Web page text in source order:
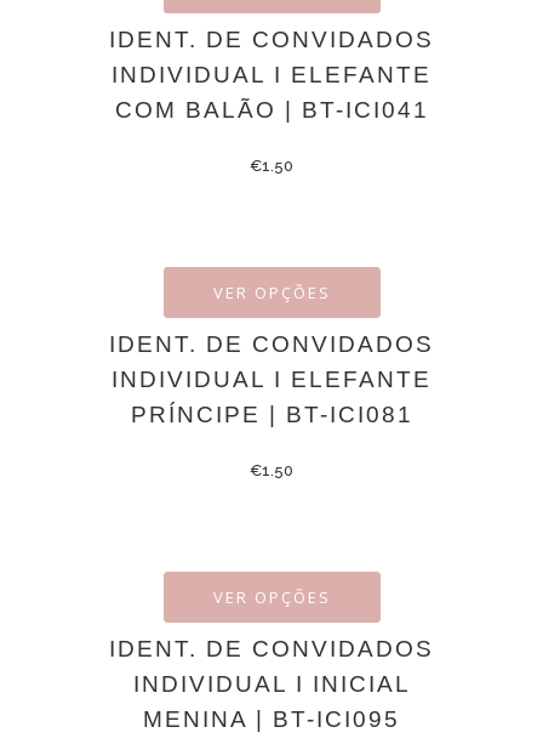
IDENT. DE CONVIDADOS
INDIVIDUAL I ELEFANTE
COM BALÃO | BT-ICI041
€1.50
VER OPÇÕES
IDENT. DE CONVIDADOS
INDIVIDUAL I ELEFANTE
PRÍNCIPE | BT-ICI081
€1.50
VER OPÇÕES
IDENT. DE CONVIDADOS
INDIVIDUAL I INICIAL
MENINA | BT-ICI095